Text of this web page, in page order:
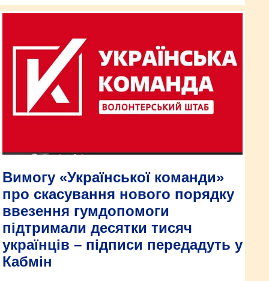
Вимогу «Української команди»
про скасування нового порядку
ввезення гумдопомоги
підтримали десятки тисяч
українців – підписи передадуть у
Кабмін